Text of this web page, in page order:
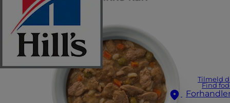
Tilmeld
Find